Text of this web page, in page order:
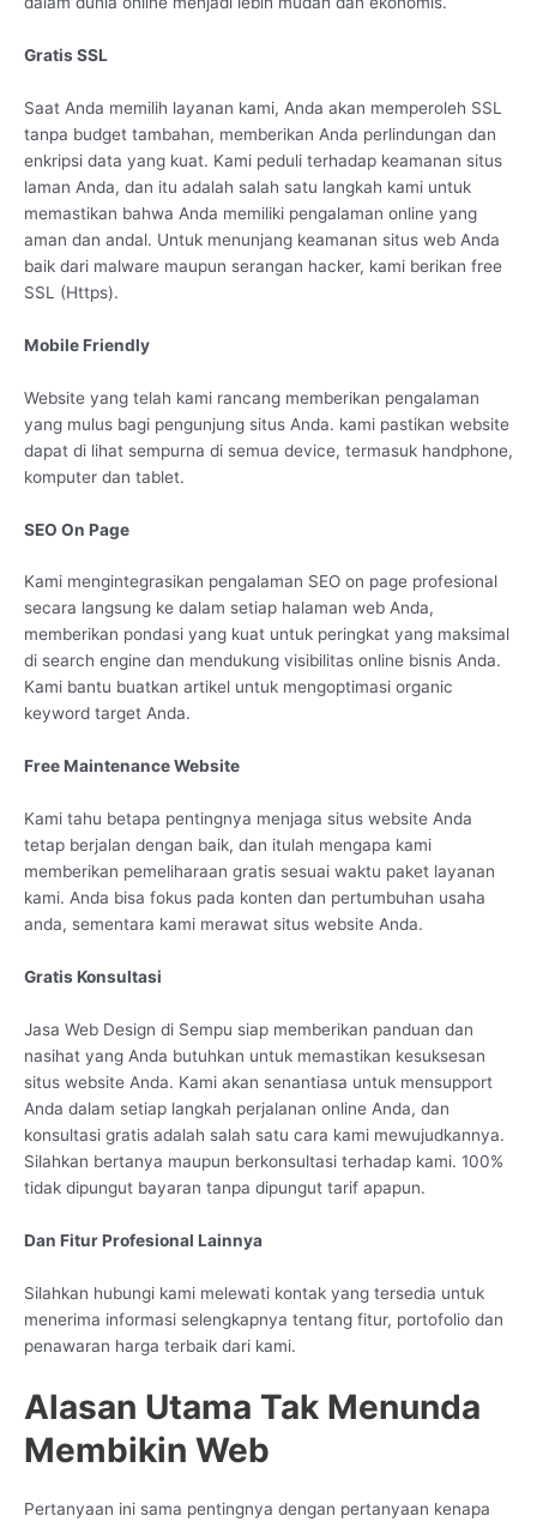
Gratis SSL
Saat Anda memilih layanan kami, Anda akan memperoleh SSL
tanpa budget tambahan, memberikan Anda perlindungan dan
enkripsi data yang kuat. Kami peduli terhadap keamanan situs
laman Anda, dan itu adalah salah satu langkah kami untuk
memastikan bahwa Anda memiliki pengalaman online yang
aman dan andal. Untuk menunjang keamanan situs web Anda
baik dari malware maupun serangan hacker, kami berikan free
SSL (Https).
Mobile Friendly
Website yang telah kami rancang memberikan pengalaman
yang mulus bagi pengunjung situs Anda. kami pastikan website
dapat di lihat sempurna di semua device, termasuk handphone,
komputer dan tablet.
SEO On Page
Kami mengintegrasikan pengalaman SEO on page profesional
secara langsung ke dalam setiap halaman web Anda,
memberikan pondasi yang kuat untuk peringkat yang maksimal
di search engine dan mendukung visibilitas online bisnis Anda.
Kami bantu buatkan artikel untuk mengoptimasi organic
keyword target Anda.
Free Maintenance Website
Kami tahu betapa pentingnya menjaga situs website Anda
tetap berjalan dengan baik, dan itulah mengapa kami
memberikan pemeliharaan gratis sesuai waktu paket layanan
kami. Anda bisa fokus pada konten dan pertumbuhan usaha
anda, sementara kami merawat situs website Anda.
Gratis Konsultasi
Jasa Web Design di Sempu siap memberikan panduan dan
nasihat yang Anda butuhkan untuk memastikan kesuksesan
situs website Anda. Kami akan senantiasa untuk mensupport
Anda dalam setiap langkah perjalanan online Anda, dan
konsultasi gratis adalah salah satu cara kami mewujudkannya.
Silahkan bertanya maupun berkonsultasi terhadap kami. 100%
tidak dipungut bayaran tanpa dipungut tarif apapun.
Dan Fitur Profesional Lainnya
Silahkan hubungi kami melewati kontak yang tersedia untuk
menerima informasi selengkapnya tentang fitur, portofolio dan
penawaran harga terbaik dari kami.
Alasan Utama Tak Menunda
Membikin Web
Pertanyaan ini sama pentingnya dengan pertanyaan kenapa